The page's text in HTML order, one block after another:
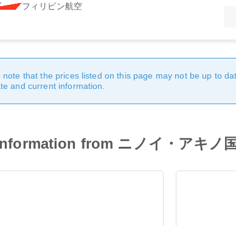
フィリピン航空
note that the prices listed on this page may not be up to
and current information.
from ニノイ・アキノ